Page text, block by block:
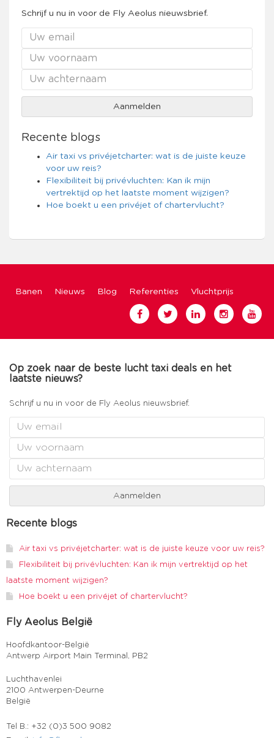
Schrijf u nu in voor de Fly Aeolus nieuwsbrief.
Recente blogs
Air taxi vs privéjetcharter: wat is de juiste keuze
voor uw reis?
Flexibiliteit bij privévluchten: Kan ik mijn
vertrektijd op het laatste moment wijzigen?
Hoe boekt u een privéjet of chartervlucht?
Banen Nieuws Blog Referenties Vluchtprijs
Op zoek naar de beste lucht taxi deals en het
laatste nieuws?
Schrijf u nu in voor de Fly Aeolus nieuwsbrief.
Recente blogs
Air taxi vs privéjetcharter: wat is de juiste keuze voor uw reis?
Flexibiliteit bij privévluchten: Kan ik mijn vertrektijd op het
laatste moment wijzigen?
Hoe boekt u een privéjet of chartervlucht?
Fly Aeolus België
Hoofdkantoor-België
Antwerp Airport Main Terminal, PB2
Luchthavenlei
2100 Antwerpen-Deurne
België
Tel B.: +32 (0)3 500 9082